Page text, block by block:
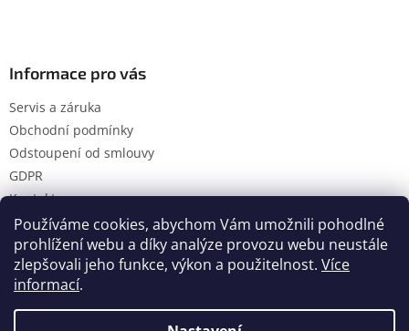
Používáme cookies, abychom Vám umožnili pohodlné
prohlížení webu a díky analýze provozu webu neustále
zlepšovali jeho funkce, výkon a použitelnost. Více
informací.
Informace pro vás
Servis a záruka
Obchodní podmínky
Odstoupení od smlouvy
GDPR
Kontakty
Vytvořil Shoptet